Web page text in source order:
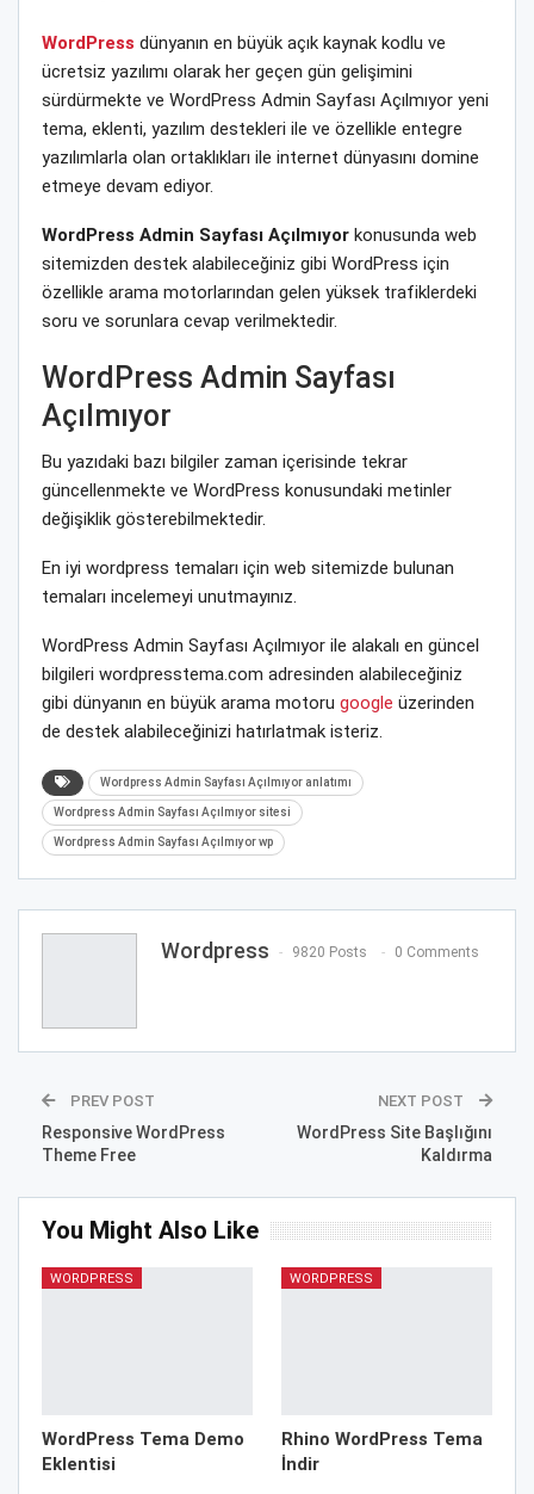
WordPress dünyanın en büyük açık kaynak kodlu ve
ücretsiz yazılımı olarak her geçen gün gelişimini
sürdürmekte ve WordPress Admin Sayfası Açılmıyor yeni
tema, eklenti, yazılım destekleri ile ve özellikle entegre
yazılımlarla olan ortaklıkları ile internet dünyasını domine
etmeye devam ediyor.
WordPress Admin Sayfası Açılmıyor konusunda web
sitemizden destek alabileceğiniz gibi WordPress için
özellikle arama motorlarından gelen yüksek trafiklerdeki
soru ve sorunlara cevap verilmektedir.
WordPress Admin Sayfası
Açılmıyor
Bu yazıdaki bazı bilgiler zaman içerisinde tekrar
güncellenmekte ve WordPress konusundaki metinler
değişiklik gösterebilmektedir.
En iyi wordpress temaları için web sitemizde bulunan
temaları incelemeyi unutmayınız.
WordPress Admin Sayfası Açılmıyor ile alakalı en güncel
bilgileri wordpresstema.com adresinden alabileceğiniz
gibi dünyanın en büyük arama motoru google üzerinden
de destek alabileceğinizi hatırlatmak isteriz.
Wordpress Admin Sayfası Açılmıyor anlatımı
Wordpress Admin Sayfası Açılmıyor sitesi
Wordpress Admin Sayfası Açılmıyor wp
Wordpress 9820 Posts 0 Comments
PREV POST
Responsive WordPress
Theme Free
NEXT POST
WordPress Site Başlığını
Kaldırma
You Might Also Like
WORDPRESS
WordPress Tema Demo
Eklentisi
WORDPRESS
Rhino WordPress Tema
İndir